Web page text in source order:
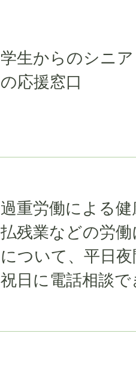
学生からのシニ
の応援窓口
過重労働による
払残業などの労
について、平日
祝日に電話相談